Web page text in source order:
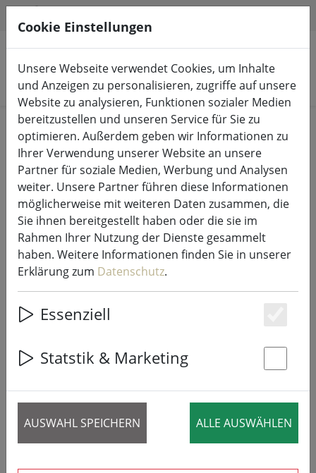
Produkte suchen
Start LED-Kerzen Indoor & Outdoor
UYUNI Lighting LED Stabkerzen
Taper 2er Set 2,3 x 15 cm weiß
‹ ›
12% SPAREN
Cookie Einstellungen
Unsere Webseite verwendet Cookies, um Inhalte
und Anzeigen zu personalisieren, zugriffe auf unsere
Website zu analysieren, Funktionen sozialer Medien
bereitzustellen und unseren Service für Sie zu
optimieren. Außerdem geben wir Informationen zu
Ihrer Verwendung unserer Website an unsere
Partner für soziale Medien, Werbung und Analysen
weiter. Unsere Partner führen diese Informationen
möglicherweise mit weiteren Daten zusammen, die
Sie ihnen bereitgestellt haben oder die sie im
Rahmen Ihrer Nutzung der Dienste gesammelt
haben. Weitere Informationen finden Sie in unserer
Erklärung zum Datenschutz.
Essenziell
Statstik & Marketing
AUSWAHL SPEICHERN ALLE AUSWÄHLEN